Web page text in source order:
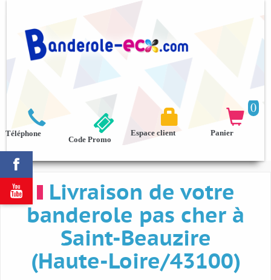



Téléphone
0

Panier

Espace client
Code Promo
Livraison de votre
banderole pas cher à
Saint-Beauzire
(Haute-Loire/43100)